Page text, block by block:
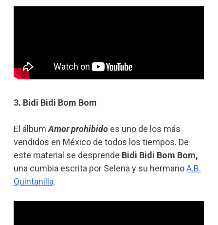
3. Bidi Bidi Bom Bom
El álbumAmor prohibidoes uno de los más
vendidos en México de todos los tiempos. De
este material se desprende Bidi Bidi Bom Bom,
una cumbia escrita por Se lena y su hermanoA.B.
Quintanilla.